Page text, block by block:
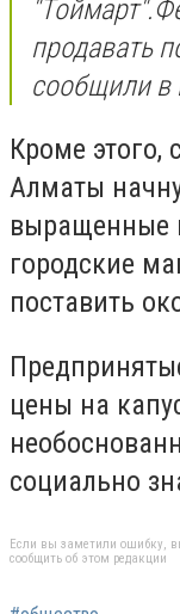
"Тоймарт".
продавать
сообщили в
Кроме этого,
Алматы
выращенные
городские
поставить
цены на
социально
Если вы заметили ошибку,
сообщить об этом редакции